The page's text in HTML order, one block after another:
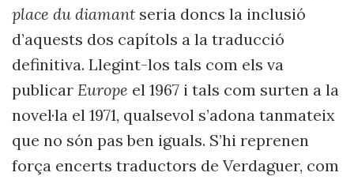
place du diamant seria doncs la inclusió
d’aquests dos capítols a la traducció
definitiva. Llegint-los tals com els va
publicar Europe el 1967 i tals com surten a la
novel·la el 1971, qualsevol s’adona tanmateix
que no són pas ben iguals. S’hi reprenen
força encerts traductors de Verdaguer, com